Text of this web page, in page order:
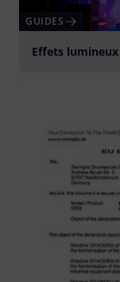
GUIDES
Effets lumineux